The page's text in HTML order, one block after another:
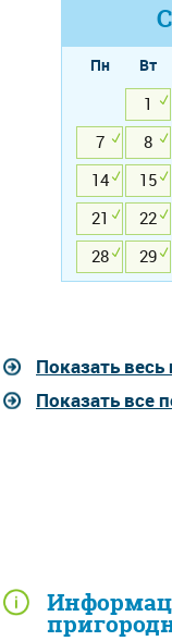
Пн Вт
1
7
8
14
15
21
22
28
29
Показать
Показать все